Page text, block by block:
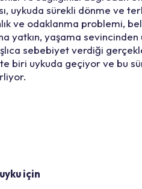
uykuda sürekli dönme ve
ve odaklanma problemi,
yatkın, yaşama sevincinden
sebebiyet verdiği
biri uykuda geçiyor ve bu
için